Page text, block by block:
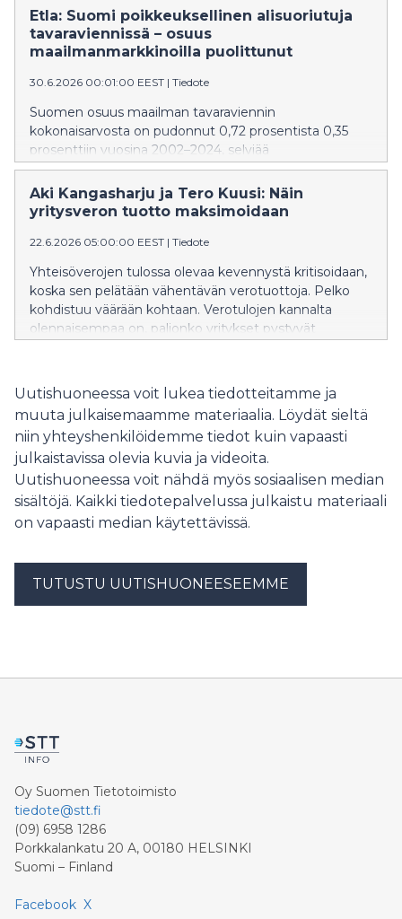
on nyt vuosien 2013–2016 tasolla. Sijoitus heikkeni
vertailun kaikilla osa-alueilla, mutta eniten sijoitusta
painoi yritysten suorituskyky. Kärkipaikan vertailussa
kolmantena Sveitsi. Etla on IMD:n yhteistyökumppani
Suomessa.
Etla: Suomi poikkeuksellinen alisuoriutuja
tavaraviennissä – osuus
maailmanmarkkinoilla puolittunut
30.6.2026 00:01:00 EEST | Tiedote
Suomen osuus maailman tavaraviennin
kokonaisarvosta on pudonnut 0,72 prosentista 0,35
prosenttiin vuosina 2002–2024, selviää
Elinkeinoelämän tutkimuslaitoksen tutkimuksesta.
Toisin kuin useimmat muut vanhat teollisuusmaat,
Suomi ei ole onnistunut kompensoimaan
kannalta suotuisalla tuotevalikoimalla. Näiden
tekijöiden yhteisvaikutuksesta Suomen viennin
markkinaosuus on alentunut toiseksi eniten
tutkimuksessa vertailtujen 42 maan joukossa.
Aki Kangasharju ja Tero Kuusi: Näin
yritysveron tuotto maksimoidaan
22.6.2026 05:00:00 EEST | Tiedote
Yhteisöverojen tulossa olevaa kevennystä kritisoidaan,
koska sen pelätään vähentävän verotuottoja. Pelko
kohdistuu väärään kohtaan. Verotulojen kannalta
olennaisempaa on, paljonko yritykset pystyvät
pitäisi asettaa niin, että sillä maksimoidaan yritysten
voitontekokyky eikä staattisesti arvioitu verotulojen
määrä, kirjoittavat tuoreessa Etla-kolumnissa
toimitusjohtaja Aki Kangasharju ja tutkimusjohtaja Tero
Kuusi.
Uutishuoneessa voit lukea tiedotteitamme ja
muuta julkaisemaamme materiaalia. Löydät sieltä
niin yhteyshenkilöidemme tiedot kuin vapaasti
julkaistavissa olevia kuvia ja videoita.
Uutishuoneessa voit nähdä myös sosiaalisen median
sisältöjä. Kaikki tiedotepalvelussa julkaistu materiaali
on vapaasti median käytettävissä.
TUTUSTU UUTISHUONEESEEMME
Oy Suomen Tietotoimisto
tiedote@stt.fi
(09) 6958 1286
Porkkalankatu 20 A, 00180 HELSINKI
Suomi – Finland
Facebook X